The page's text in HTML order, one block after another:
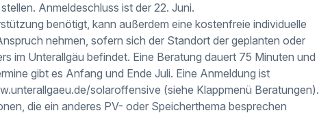
Anmeldeschluss ist der 22. Juni.
benötigt, kann außerdem eine kostenfreie individuelle
nehmen, sofern sich der Standort der geplanten oder
im Unterallgäu befindet. Eine Beratung dauert 75 Minuten und
gibt es Anfang und Ende Juli. Eine Anmeldung ist
solaroffensive (siehe Klappmenü Beratungen).
die ein anderes PV- oder Speicherthema besprechen